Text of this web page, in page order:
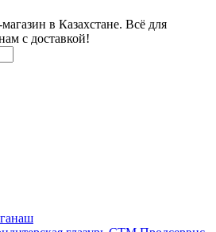
в Казахстане. Всё для
с доставкой!